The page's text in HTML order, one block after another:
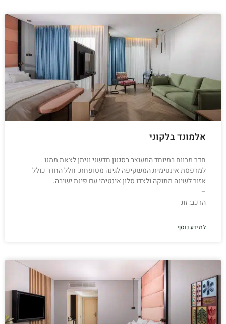
אלמונד בלקוני
חדר מרווח במיוחד המעוצב בסגנון חדשני וניתן לצאת ממנו
למרפסת אינטימית המשקיפה לגינה מטופחת. חלל החדר כולל
אזור לשינה מתוקה ולצדו סלון אינטימי עם פינת ישיבה.
–
הרכב: זוג
למידע נוסף